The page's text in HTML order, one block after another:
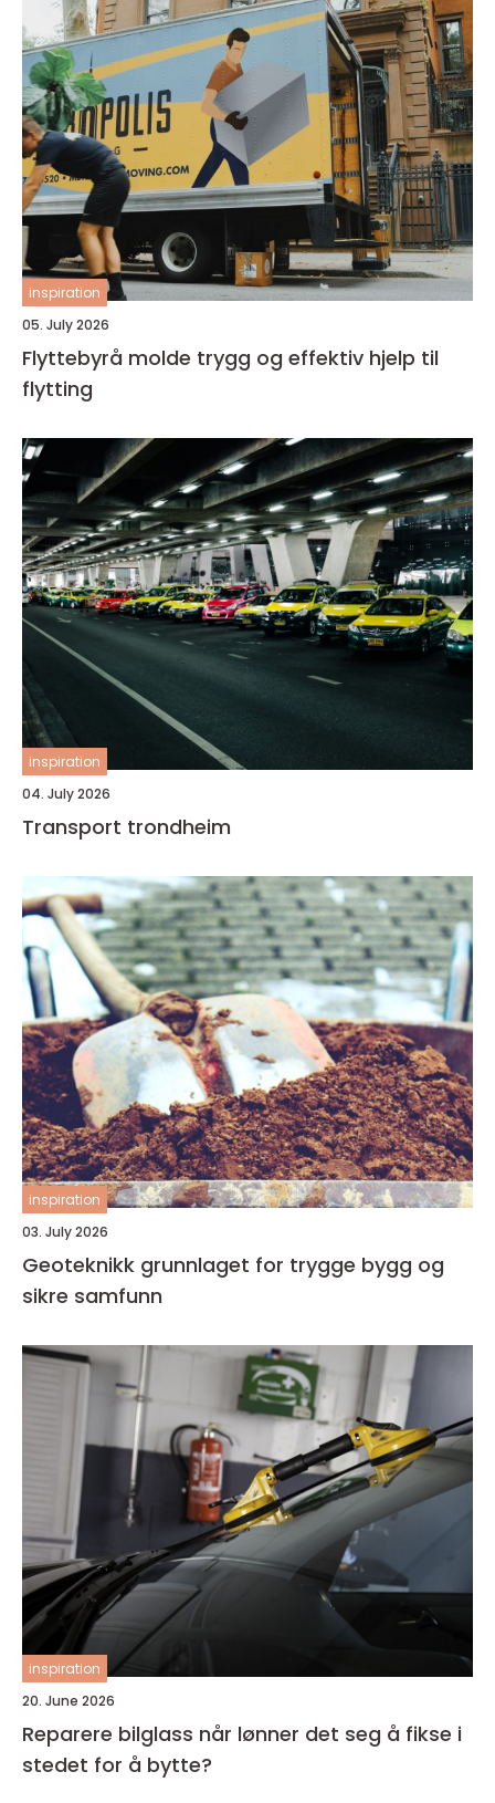
inspiration
05. July 2026
Flyttebyrå molde trygg og effektiv hjelp til
flytting
inspiration
04. July 2026
Transport trondheim
inspiration
03. July 2026
Geoteknikk grunnlaget for trygge bygg og
sikre samfunn
inspiration
20. June 2026
Reparere bilglass når lønner det seg å fikse i
stedet for å bytte?